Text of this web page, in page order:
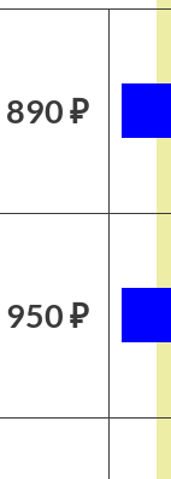
890 ₽
950 ₽